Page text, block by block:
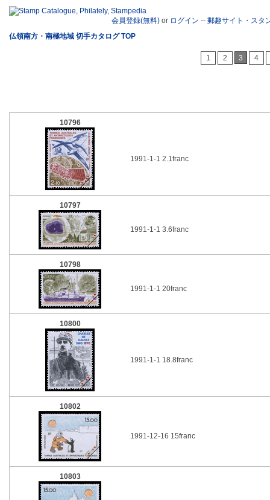
会員登録(無料) or ログイン -- 郵趣サイト・スタ
仏領南方・南極地域 切手カタログ TOP
1 2 3 4
10796
1991-1-1 2.1franc
10797
1991-1-1 3.6franc
10798
1991-1-1 20franc
10800
1991-1-1 18.8franc
10802
1991-12-16 15franc
10803